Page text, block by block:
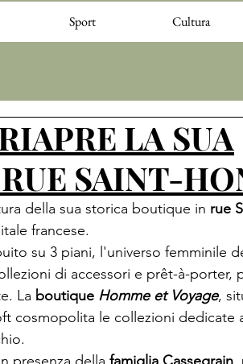
Sport Cultura
LA SUA
SAINT-
della sua storica boutique in rue
su 3 piani, l'universo femminile
di accessori e prêt-à-porter,
La boutique Homme et Voyage,
cosmopolita le collezioni dedicate